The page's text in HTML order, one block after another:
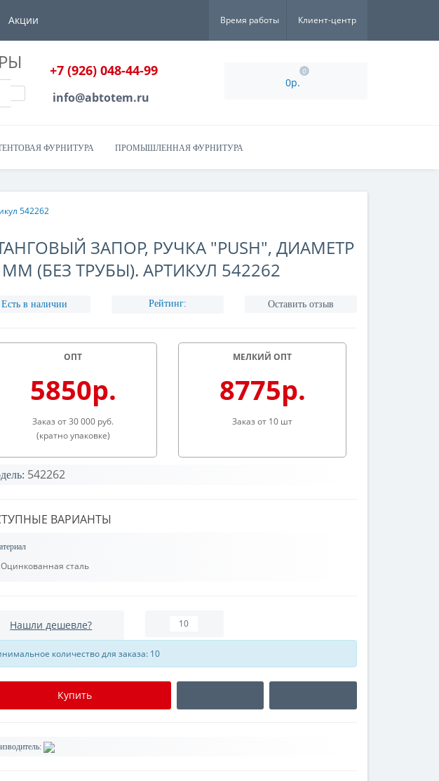
Акции Время работы Клиент-центр
+7 (926) 048-44-99
info@abtotem.ru
0р.
0
ФУРНИТУРА ПРОМЫШЛЕННАЯ ФУРНИТУРА
542262
ЗАПОР, РУЧКА "PUSH", ДИАМЕТР
ММ (БЕЗ ТРУБЫ). АРТИКУЛ 542262
Есть в наличии Рейтинг: Оставить отзыв
ОПТ
5850р.
Заказ от 30 000 руб.
(кратно упаковке)
МЕЛКИЙ ОПТ
8775р.
Заказ от 10 шт
542262
ВАРИАНТЫ
Оцинкованная сталь
Нашли дешевле?
количество для заказа: 10
Купить